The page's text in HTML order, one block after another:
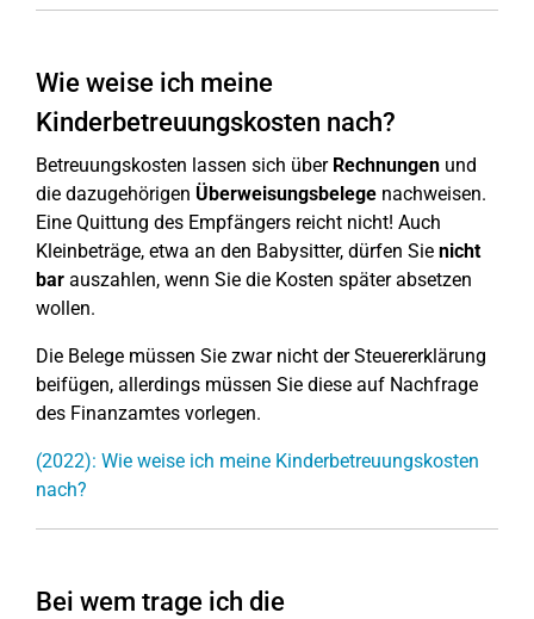
Wie weise ich meine
Kinderbetreuungskosten nach?
Betreuungskosten lassen sich über Rechnungen und
die dazugehörigen Überweisungsbelege nachweisen.
Eine Quittung des Empfängers reicht nicht! Auch
Kleinbeträge, etwa an den Babysitter, dürfen Sie nicht
bar auszahlen, wenn Sie die Kosten später absetzen
wollen.
Die Belege müssen Sie zwar nicht der Steuererklärung
beifügen, allerdings müssen Sie diese auf Nachfrage
des Finanzamtes vorlegen.
(2022): Wie weise ich meine Kinderbetreuungskosten
nach?
Bei wem trage ich die